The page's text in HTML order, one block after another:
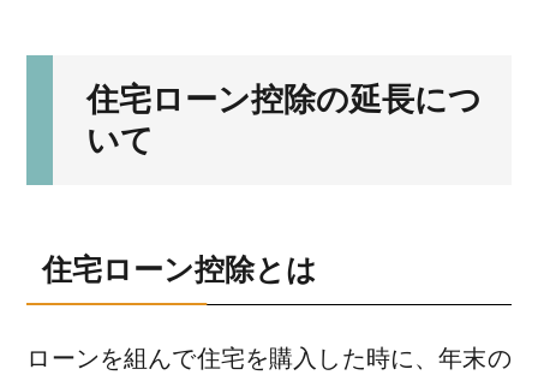
住宅ローン控除の延長につ
いて
住宅ローン控除とは
ローンを組んで住宅を購入した時に、年末の